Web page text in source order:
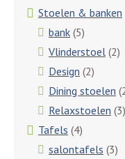
Stoelen & banken
bank (5)
Vlinderstoel (2)
Design (2)
Dining stoelen
Relaxstoelen (3)
Tafels (4)
salontafels (3)